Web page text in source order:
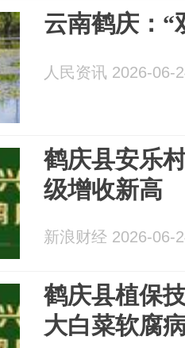
云南鹤庆：“
人民资讯 2026-06-
鹤庆县安乐
级增收新高
新浪财经 2026-06-
鹤庆县植保
大白菜软腐